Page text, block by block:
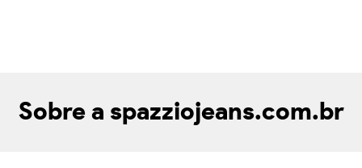
Sobre a spazziojeans.com.br